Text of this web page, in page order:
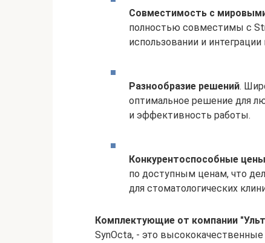
Совместимость с
полностью совместимы с
использовании и
Разнообразие решений.
оптимальное решение для
и эффективность работы.
Конкурентоспособные цены
по доступным ценам, что
для стоматологических
Комплектующие от компании
SynOcta, - это